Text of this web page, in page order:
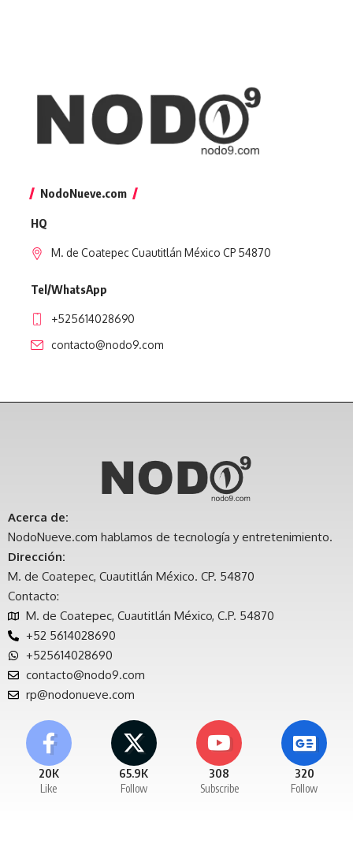
NodoNueve.com
HQ
M. de Coatepec Cuautitlán México CP 54870
Tel/WhatsApp
+525614028690
contacto@nodo9.com
Acerca de:
NodoNueve.com hablamos de tecnología y entretenimiento.
Dirección:
M. de Coatepec, Cuautitlán México. CP. 54870
Contacto:
M. de Coatepec, Cuautitlán México, C.P. 54870
+52 5614028690
+525614028690
contacto@nodo9.com
rp@nodonueve.com
20K
Like
65.9K
Follow
308
Subscribe
320
Follow